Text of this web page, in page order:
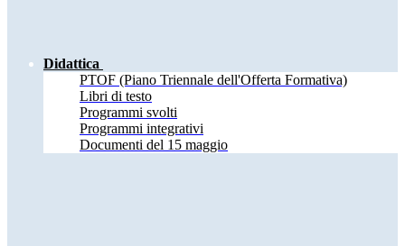
Didattica
PTOF (Piano Triennale dell'Offerta Formativa)
Libri di testo
Programmi svolti
Programmi integrativi
Documenti del 15 maggio